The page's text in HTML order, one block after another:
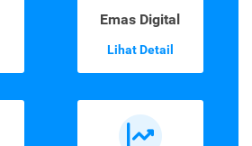
Emas Digital
Lihat Detail